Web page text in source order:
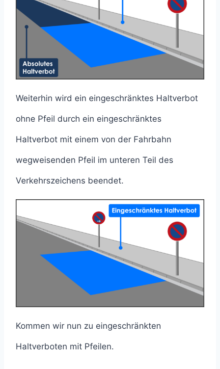
Weiterhin wird ein eingeschränktes Haltverbot
ohne Pfeil durch ein eingeschränktes
Haltverbot mit einem von der Fahrbahn
wegweisenden Pfeil im unteren Teil des
Verkehrszeichens beendet.
Kommen wir nun zu eingeschränkten
Haltverboten mit Pfeilen.